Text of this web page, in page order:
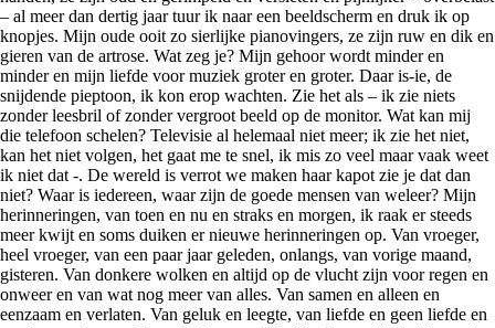
– al meer dan dertig jaar tuur ik naar een beeldscherm en druk ik op
knopjes. Mijn oude ooit zo sierlijke pianovingers, ze zijn ruw en dik en
gieren van de artrose. Wat zeg je? Mijn gehoor wordt minder en
minder en mijn liefde voor muziek groter en groter. Daar is-ie, de
snijdende pieptoon, ik kon erop wachten. Zie het als – ik zie niets
zonder leesbril of zonder vergroot beeld op de monitor. Wat kan mij
die telefoon schelen? Televisie al helemaal niet meer; ik zie het niet,
kan het niet volgen, het gaat me te snel, ik mis zo veel maar vaak weet
ik niet dat -. De wereld is verrot we maken haar kapot zie je dat dan
niet? Waar is iedereen, waar zijn de goede mensen van weleer? Mijn
herinneringen, van toen en nu en straks en morgen, ik raak er steeds
meer kwijt en soms duiken er nieuwe herinneringen op. Van vroeger,
heel vroeger, van een paar jaar geleden, onlangs, van vorige maand,
gisteren. Van donkere wolken en altijd op de vlucht zijn voor regen en
onweer en van wat nog meer van alles. Van samen en alleen en
eenzaam en verlaten. Van geluk en leegte, van liefde en geen liefde en